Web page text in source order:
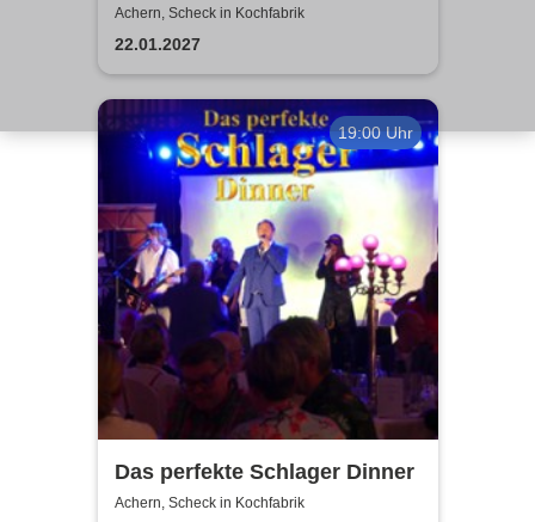
Krimi Dinner
Achern, Scheck in Kochfabrik
22.01.2027
19:00 Uhr
Das perfekte Schlager Dinner
Achern, Scheck in Kochfabrik